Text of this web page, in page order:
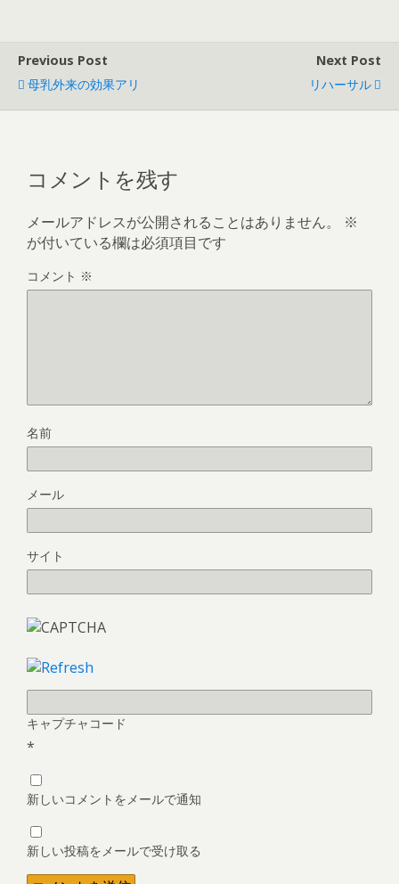
Previous Post
母乳外来の効果アリ
Next Post
リハーサル
コメントを残す
メールアドレスが公開されることはありません。
※
が付いている欄は必須項目です
コメント ※
名前
メール
サイト
キャプチャコード
*
新しいコメントをメールで通知
新しい投稿をメールで受け取る